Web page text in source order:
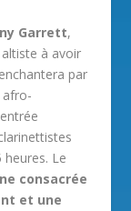
Garrett,
à avoir
par
afro-
heures. Le
consacrée
et une